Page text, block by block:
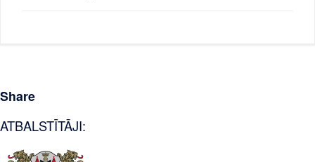
Share
ATBALSTĪTĀJI: